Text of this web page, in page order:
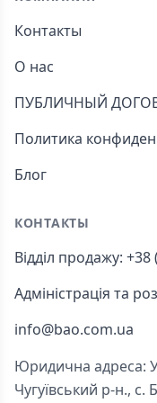
Контакты
О нас
ПУБЛИЧНЫЙ
Политика
Блог
КОНТАКТЫ
Відділ продажу:
Адміністрація та
info@bao.com.ua
Юридична адреса:
Чугуївський р-н., с.